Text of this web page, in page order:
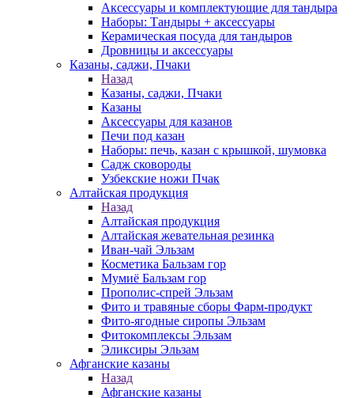
Аксессуары и комплектующие для тандыра
Наборы: Тандыры + аксессуары
Керамическая посуда для тандыров
Дровницы и аксессуары
Казаны, саджи, Пчаки
Назад
Казаны, саджи, Пчаки
Казаны
Аксессуары для казанов
Печи под казан
Наборы: печь, казан с крышкой, шумовка
Садж сковороды
Узбекские ножи Пчак
Алтайская продукция
Назад
Алтайская продукция
Алтайская жевательная резинка
Иван-чай Эльзам
Косметика Бальзам гор
Мумиё Бальзам гор
Прополис-спрей Эльзам
Фито и травяные сборы Фарм-продукт
Фито-ягодные сиропы Эльзам
Фитокомплексы Эльзам
Эликсиры Эльзам
Афганские казаны
Назад
Афганские казаны